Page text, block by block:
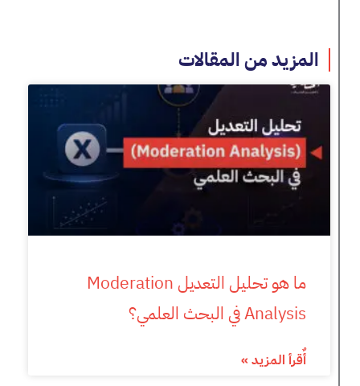
المزيد من المقالات
ما هو تحليل التعديل Moderation
Analysis في البحث العلمي؟
أٌقرأ المزيد »